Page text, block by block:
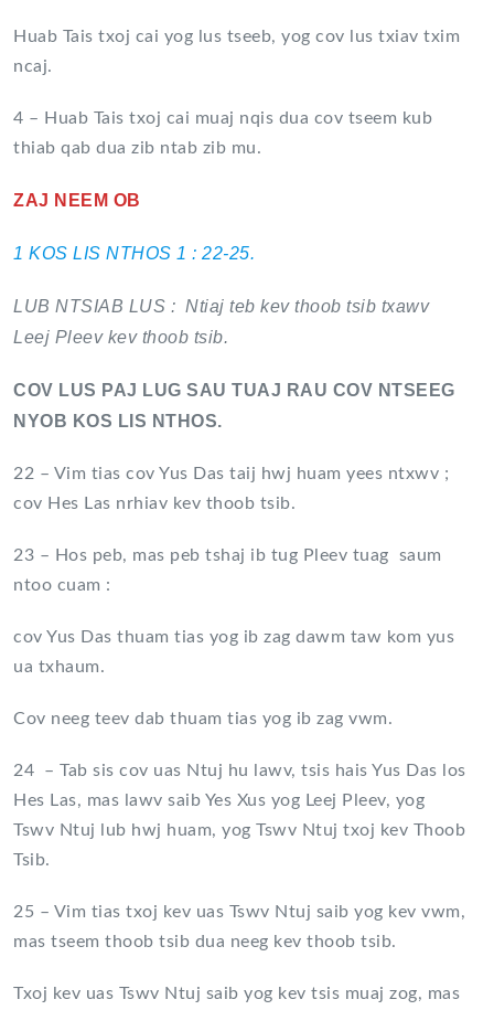
Huab Tais txoj cai yog lus tseeb, yog cov lus txiav txim
ncaj.
4 – Huab Tais txoj cai muaj nqis dua cov tseem kub
thiab qab dua zib ntab zib mu.
ZAJ NEEM OB
1 KOS LIS NTHOS 1 : 22-25.
LUB NTSIAB LUS : Ntiaj teb kev thoob tsib txawv
Leej Pleev kev thoob tsib.
COV LUS PAJ LUG SAU TUAJ RAU COV NTSEEG
NYOB KOS LIS NTHOS.
22 – Vim tias cov Yus Das taij hwj huam yees ntxwv ;
cov Hes Las nrhiav kev thoob tsib.
23 – Hos peb, mas peb tshaj ib tug Pleev tuag saum
ntoo cuam :
cov Yus Das thuam tias yog ib zag dawm taw kom yus
ua txhaum.
Cov neeg teev dab thuam tias yog ib zag vwm.
24 – Tab sis cov uas Ntuj hu lawv, tsis hais Yus Das los
Hes Las, mas lawv saib Yes Xus yog Leej Pleev, yog
Tswv Ntuj lub hwj huam, yog Tswv Ntuj txoj kev Thoob
Tsib.
25 – Vim tias txoj kev uas Tswv Ntuj saib yog kev vwm,
mas tseem thoob tsib dua neeg kev thoob tsib.
Txoj kev uas Tswv Ntuj saib yog kev tsis muaj zog, mas